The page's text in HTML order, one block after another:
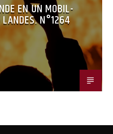
EN UN MOBIL-
LANDES. N°1264